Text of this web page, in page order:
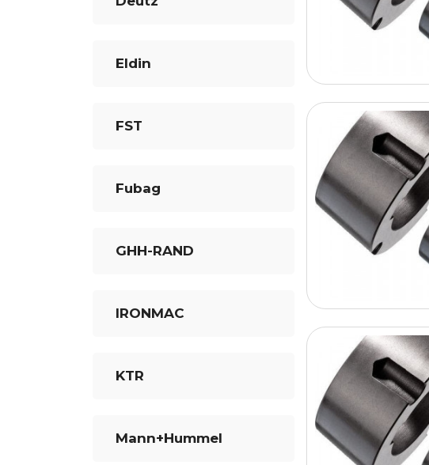
Eldin
FST
Fubag
GHH-RAND
IRONMAC
KTR
Mann+Hummel